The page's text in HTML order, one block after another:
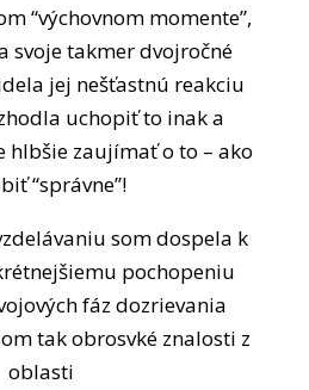
“výchovnom momente”,
svoje takmer dvojročné
jej nešťastnú reakciu
uchopiť to inak a
hlbšie zaujímať o to – ako
“správne”!
som dospela k
pochopeniu
fáz dozrievania
tak obrosvké znalosti z
oblasti